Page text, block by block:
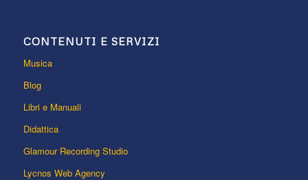
CONTENUTI E SERVIZI
Musica
Blog
Libri e Manuali
Didattica
Glamour Recording Studio
Lycnos Web Agency